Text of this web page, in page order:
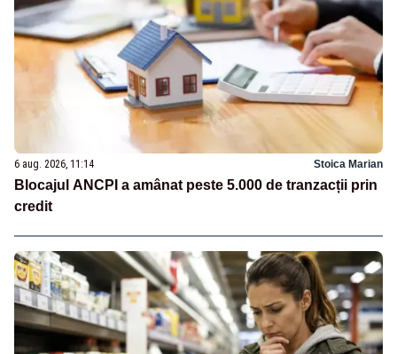
6 aug. 2026, 11:14 Stoica Marian
Blocajul ANCPI a amânat peste 5.000 de tranzacții prin
credit